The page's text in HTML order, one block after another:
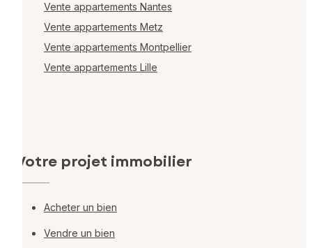
Vente appartements Nantes
Vente appartements Metz
Vente appartements Montpellier
Vente appartements Lille
Votre projet immobilier
Acheter un bien
Vendre un bien